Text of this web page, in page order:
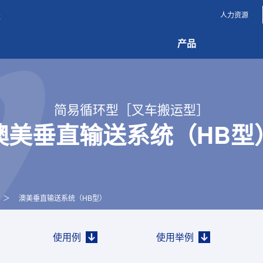
产品
人力资源
简易循环型［叉车搬运型］
美垂直输送系统（HB型
澳美垂直输送系统（HB型）
使用例 使用举例